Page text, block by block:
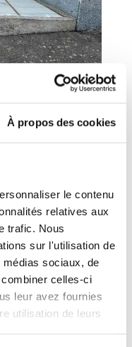
À propos des cookies
le contenu
relatives aux
trafic. Nous
sur l'utilisation de
sociaux, de
celles-ci
leur avez fournies
utilisation de leurs